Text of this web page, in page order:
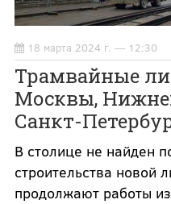
18 марта 2024 г. — 12:30
Трамвайные
Москвы,
Санкт-
В столице не найден
строительства новой
продолжают работы